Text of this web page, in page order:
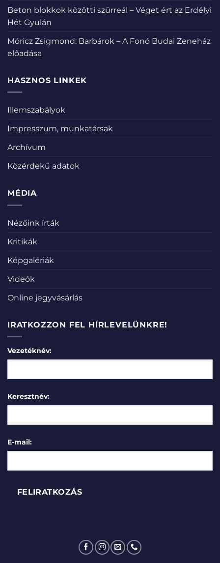
Beton blokkok közötti szürreál – Véget ért az Erdélyi
Hét Gyulán
Móricz Zsigmond: Barbárok – A Fonó Budai Zeneház
előadása
HASZNOS LINKEK
Illemszabályok
Impresszum, munkatársak
Archívum
Közérdekű adatok
MÉDIA
Nézőink írták
Kritikák
Képgalériák
Videók
Online jegyvásárlás
IRATKOZZON FEL HÍRLEVELÜNKRE!
Vezetéknév:
Keresztnév:
E-mail: